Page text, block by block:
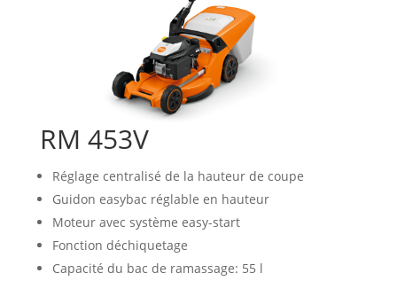
RM 453V
Réglage centralisé de la hauteur de coupe
Guidon easybac réglable en hauteur
Moteur avec système easy-start
Fonction déchiquetage
Capacité du bac de ramassage: 55 l